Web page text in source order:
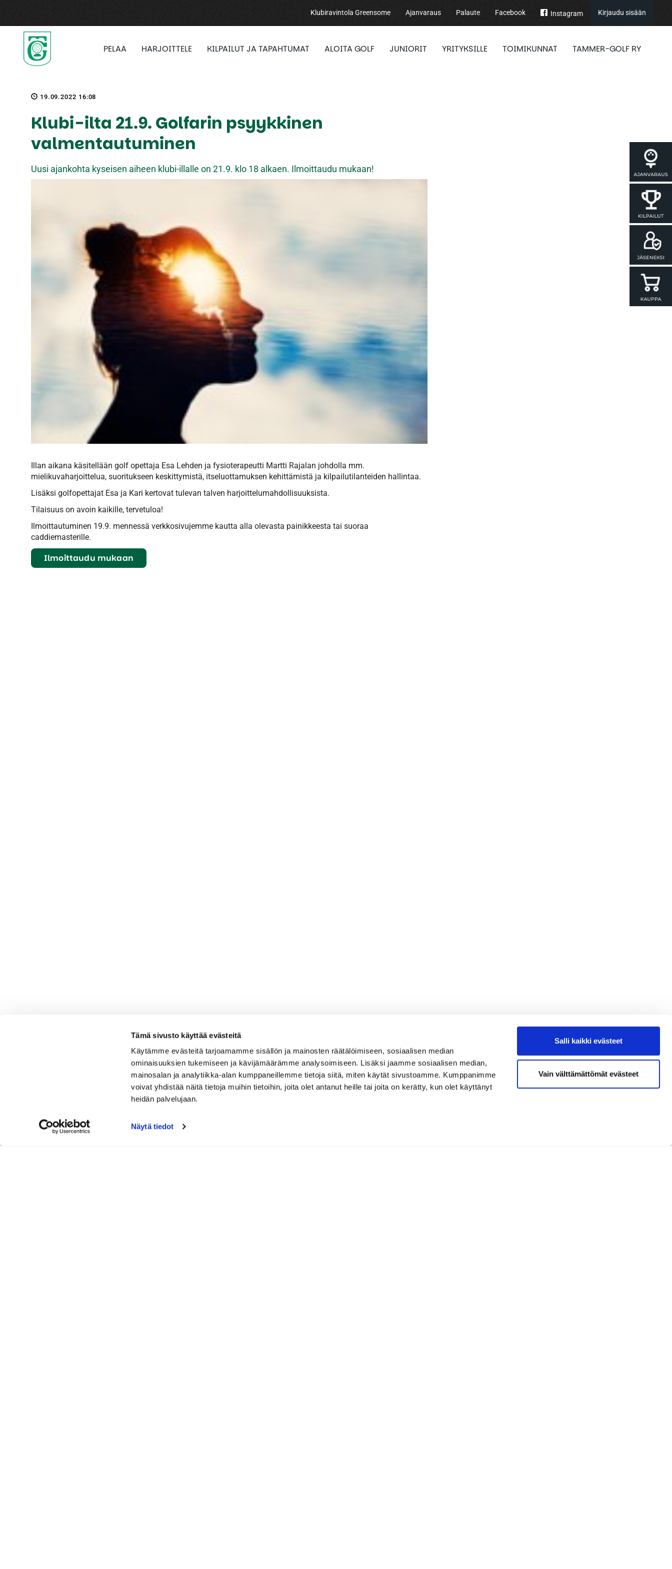
Tämä sivusto käyttää evästeitä
Käytämme evästeitä tarjoamamme sisällön ja mainosten räätälöimiseen, sosiaalisen median
ominaisuuksien tukemiseen ja kävijämäärämme analysoimiseen. Lisäksi jaamme sosiaalisen median,
mainosalan ja analytiikka-alan kumppaneillemme tietoja siitä, miten käytät sivustoamme. Kumppanimme
voivat yhdistää näitä tietoja muihin tietoihin, joita olet antanut heille tai joita on kerätty, kun olet käyttänyt
heidän palvelujaan.
Näytä tiedot
Salli kaikki evästeet
Vain välttämättömät evästeet
Klubiravintola Greensome Ajanvaraus Palaute Facebook Instagram Kirjaudu sisään
PELAA HARJOITTELE KILPAILUT JA TAPAHTUMAT ALOITA GOLF JUNIORIT YRITYKSILLE TOIMIKUNNAT TAMMER-GOLF RY
19.09.2022 16:08
Klubi-ilta 21.9. Golfarin psyykkinen
valmentautuminen
Uusi ajankohta kyseisen aiheen klubi-illalle on 21.9. klo 18 alkaen. Ilmoittaudu mukaan!
Illan aikana käsitellään golf opettaja Esa Lehden ja fysioterapeutti Martti Rajalan johdolla mm.
mielikuvaharjoittelua, suoritukseen keskittymistä, itseluottamuksen kehittämistä ja kilpailutilanteiden hallintaa.
Lisäksi golfopettajat Esa ja Kari kertovat tulevan talven harjoittelumahdollisuuksista.
Tilaisuus on avoin kaikille, tervetuloa!
Ilmoittautuminen 19.9. mennessä verkkosivujemme kautta alla olevasta painikkeesta tai suoraa
caddiemasterille.
Ilmoittaudu mukaan